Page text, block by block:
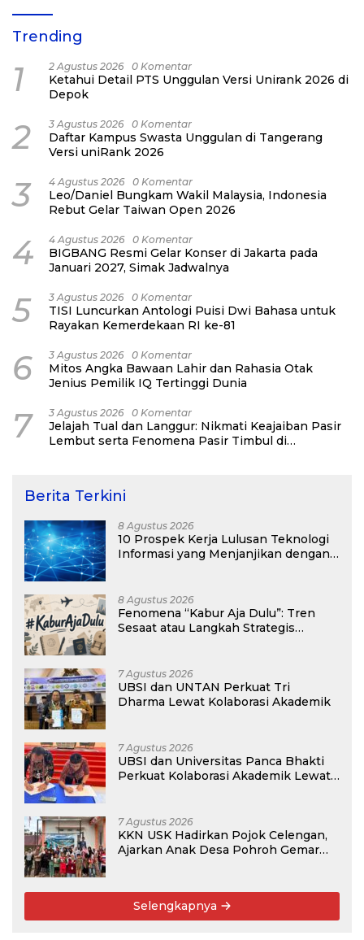
Trending
1 2 Agustus 2026 0 Komentar
Ketahui Detail PTS Unggulan Versi Unirank 2026 di
Depok
2 3 Agustus 2026 0 Komentar
Daftar Kampus Swasta Unggulan di Tangerang
Versi uniRank 2026
3 4 Agustus 2026 0 Komentar
Leo/Daniel Bungkam Wakil Malaysia, Indonesia
Rebut Gelar Taiwan Open 2026
4 4 Agustus 2026 0 Komentar
BIGBANG Resmi Gelar Konser di Jakarta pada
Januari 2027, Simak Jadwalnya
5 3 Agustus 2026 0 Komentar
TISI Luncurkan Antologi Puisi Dwi Bahasa untuk
Rayakan Kemerdekaan RI ke-81
6 3 Agustus 2026 0 Komentar
Mitos Angka Bawaan Lahir dan Rahasia Otak
Jenius Pemilik IQ Tertinggi Dunia
7 3 Agustus 2026 0 Komentar
Jelajah Tual dan Langgur: Nikmati Keajaiban Pasir
Lembut serta Fenomena Pasir Timbul di
Berita Terkini
8 Agustus 2026
10 Prospek Kerja Lulusan Teknologi
Informasi yang Menjanjikan dengan
8 Agustus 2026
Fenomena “Kabur Aja Dulu”: Tren
Sesaat atau Langkah Strategis
7 Agustus 2026
UBSI dan UNTAN Perkuat Tri
Dharma Lewat Kolaborasi Akademik
7 Agustus 2026
UBSI dan Universitas Panca Bhakti
Perkuat Kolaborasi Akademik Lewat
7 Agustus 2026
KKN USK Hadirkan Pojok Celengan,
Ajarkan Anak Desa Pohroh Gemar
Selengkapnya